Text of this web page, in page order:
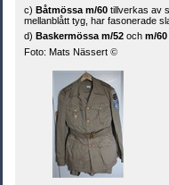
c) Båtmössa m/60 tillverkas av
mellanblått tyg, har fasonerade
d) Baskermössa m/52 och m/60
Foto: Mats Nässert ©